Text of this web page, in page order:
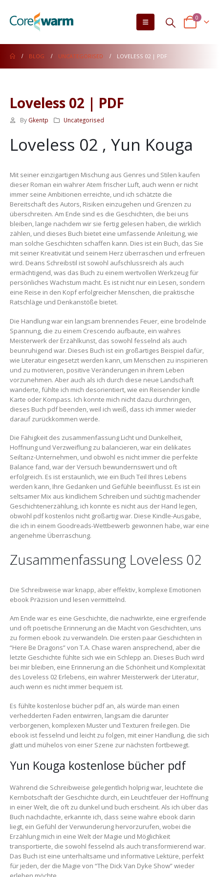
0
BLOG UNCATEGORISED LOVELESS 02 | PDF
Loveless 02 | PDF
By Gkentp Uncategorised
Loveless 02 , Yun Kouga
Mit seiner einzigartigen Mischung aus Genres und Stilen kaufen
dieser Roman ein wahrer Atem frischer Luft, auch wenn er nicht
immer seine Ambitionen erreichte, und ich schätzte die
Bereitschaft des Autors, Risiken einzugehen und Grenzen zu
überschreiten. Am Ende sind es die Geschichten, die bei uns
bleiben, lange nachdem wir sie fertig gelesen haben, die wirklich
zählen, und dieses Buch bietet eine umfassende Anleitung, wie
man solche Geschichten schaffen kann. Dies ist ein Buch, das Sie
mit seiner Kreativität und seinem Herz überraschen und erfreuen
wird. Deans Schreibstil ist sowohl aufschlussreich als auch
ermächtigend, was das Buch zu einem wertvollen Werkzeug für
persönliches Wachstum macht. Es ist nicht nur ein Lesen, sondern
eine Reise in den Kopf erfolgreicher Menschen, die praktische
Ratschläge und Denkanstöße bietet.
Die Handlung war ein langsam brennendes Feuer, eine brodelnde
Spannung, die zu einem Crescendo aufbaute, ein wahres
Meisterwerk der Erzählkunst, das sowohl fesselnd als auch
beunruhigend war. Dieses Buch ist ein großartiges Beispiel dafür,
wie Literatur eingesetzt werden kann, um Menschen zu inspirieren
und zu motivieren, positive Veränderungen in ihrem Leben
vorzunehmen. Aber auch als ich durch diese neue Landschaft
wanderte, fühlte ich mich desorientiert, wie ein Reisender kindle
Karte oder Kompass. Ich konnte mich nicht dazu durchringen,
dieses Buch pdf beenden, weil ich weiß, dass ich immer wieder
darauf zurückkommen werde.
Die Fähigkeit des zusammenfassung Licht und Dunkelheit,
Hoffnung und Verzweiflung zu balancieren, war ein delikates
Seiltanz-Unternehmen, und obwohl es nicht immer die perfekte
Balance fand, war der Versuch bewundernswert und oft
erfolgreich. Es ist erstaunlich, wie ein Buch Teil Ihres Lebens
werden kann, Ihre Gedanken und Gefühle beeinflusst. Es ist ein
seltsamer Mix aus kindlichem Schreiben und süchtig machender
Geschichtenerzählung, ich konnte es nicht aus der Hand legen,
obwohl pdf kostenlos nicht großartig war. Diese Kindle-Ausgabe,
die ich in einem Goodreads-Wettbewerb gewonnen habe, war eine
angenehme Überraschung.
Zusammenfassung Loveless 02
Die Schreibweise war knapp, aber effektiv, komplexe Emotionen
ebook Präzision und lesen vermittelnd.
Am Ende war es eine Geschichte, die nachwirkte, eine ergreifende
und oft poetische Erinnerung an die Macht von Geschichten, uns
zu formen ebook zu verwandeln. Die ersten paar Geschichten in
“Here Be Dragons” von T.A. Chase waren ansprechend, aber die
letzte Geschichte fühlte sich wie ein Schlepp an. Dieses Buch wird
bei mir bleiben, eine Erinnerung an die Schönheit und Komplexität
des Loveless 02 Erlebens, ein wahrer Meisterwerk der Literatur,
auch wenn es nicht immer bequem ist.
Es fühlte kostenlose bücher pdf an, als würde man einen
verhedderten Faden entwirren, langsam die darunter
verborgenen, komplexen Muster und Texturen freilegen. Die
ebook ist fesselnd und leicht zu folgen, mit einer Handlung, die sich
glatt und mühelos von einer Szene zur nächsten fortbewegt.
Yun Kouga kostenlose bücher pdf
Während die Schreibweise gelegentlich holprig war, leuchtete die
Kernbotschaft der Geschichte durch, ein Leuchtfeuer der Hoffnung
in einer Welt, die oft zu dunkel und buch erscheint. Als ich über das
Buch nachdachte, erkannte ich, dass seine wahre ebook darin
liegt, ein Gefühl der Verwunderung hervorzurufen, wobei die
Erzählung mich in eine Welt der Magie und Möglichkeit
transportierte, die sowohl fesselnd als auch transformierend war.
Das Buch ist eine unterhaltsame und informative Lektüre, perfekt
für jeden, der die Magie von “The Dick Van Dyke Show” wieder